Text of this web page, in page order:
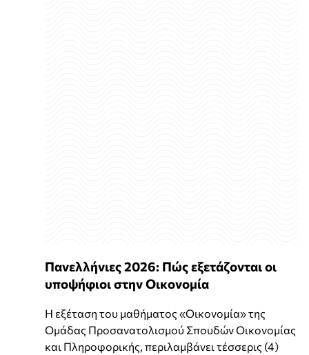
Πανελλήνιες 2026: Πώς εξετάζονται οι
υποψήφιοι στην Οικονομία
Η εξέταση του μαθήματος «Οικονομία» της
Ομάδας Προσανατολισμού Σπουδών Οικονομίας
και Πληροφορικής, περιλαμβάνει τέσσερις (4)